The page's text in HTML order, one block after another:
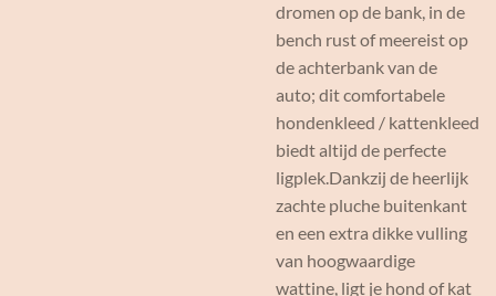
dromen op de bank, in de
bench rust of meereist op
de achterbank van de
auto; dit comfortabele
hondenkleed / kattenkleed
biedt altijd de perfecte
ligplek.Dankzij de heerlijk
zachte pluche buitenkant
en een extra dikke vulling
van hoogwaardige
wattine, ligt je hond of kat